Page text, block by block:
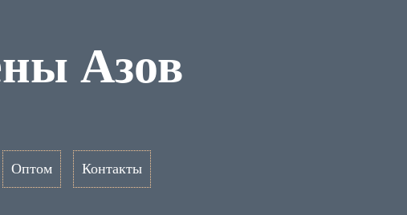
Азов
Оптом Контакты